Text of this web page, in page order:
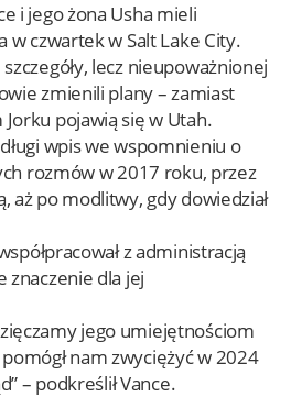
i jego żona Usha mieli
w czwartek w Salt Lake City.
lecz nieupoważnionej
zmienili plany – zamiast
pojawią się w Utah.
wpis we wspomnieniu o
rozmów w 2017 roku, przez
aż po modlitwy, gdy dowiedział
z administracją
znaczenie dla jej
jego umiejętnościom
nam zwyciężyć w 2024
– podkreślił Vance.